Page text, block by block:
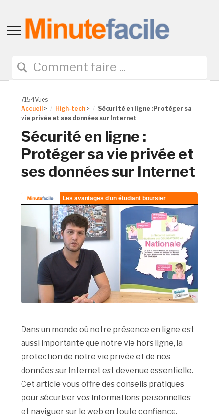
Toggle
navigation
7154Vues
Accueil > High-tech >
Sécurité en ligne : Protéger sa
vie privée et ses données sur Internet
Sécurité en ligne :
Protéger sa vie privée et
ses données sur Internet
Dans un monde où notre présence en ligne est
aussi importante que notre vie hors ligne, la
protection de notre vie privée et de nos
données sur Internet est devenue essentielle.
Cet article vous offre des conseils pratiques
pour sécuriser vos informations personnelles
et naviguer sur le web en toute confiance.